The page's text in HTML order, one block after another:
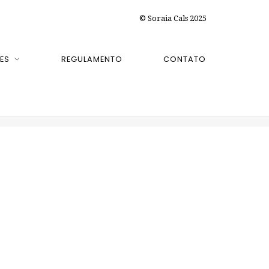
© Soraia Cals 2025
REGULAMENTO CONTATO